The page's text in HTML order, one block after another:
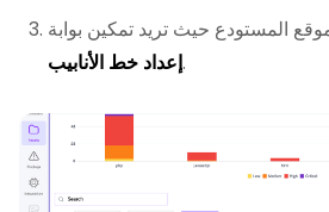
إعداد خط الأنابيب.